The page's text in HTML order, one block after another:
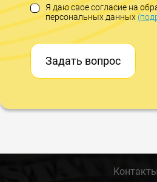
Я даю свое согласие на
персональных данных
Задать вопрос
Контакты